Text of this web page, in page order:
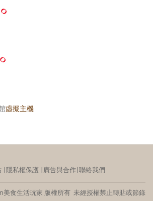
虛擬主機
∣隱私權保護 ∣廣告與合作∣聯絡我們
食生活玩家 版權所有 未經授權禁止轉貼或節錄